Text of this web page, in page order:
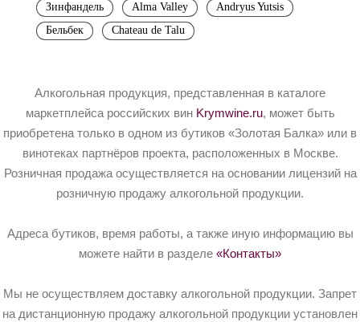
Зинфандель
Alma Valley
Andryus Yutsis
Бельбек
Chateau de Talu
Алкогольная продукция, представленная в каталоге
маркетплейса российских вин Krymwine.ru, может быть
приобретена только в одном из бутиков «Золотая Балка» или в
винотеках партнёров проекта, расположенных в Москве.
Розничная продажа осуществляется на основании лицензий на
розничную продажу алкогольной продукции.
Адреса бутиков, время работы, а также иную информацию вы
можете найти в разделе «Контакты»
Мы не осуществляем доставку алкогольной продукции. Запрет
на дистанционную продажу алкогольной продукции установлен